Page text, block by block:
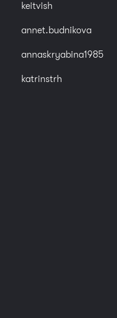
keitvish
annet.budnikova
annaskryabina1985
katrinstrh